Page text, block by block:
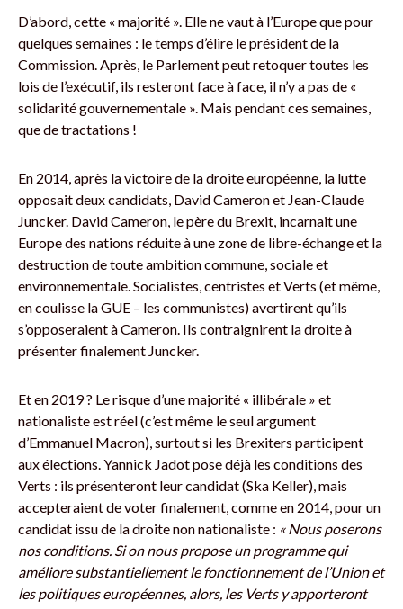
D’abord, cette « majorité ». Elle ne vaut à l’Europe que pour
quelques semaines : le temps d’élire le président de la
Commission. Après, le Parlement peut retoquer toutes les
lois de l’exécutif, ils resteront face à face, il n’y a pas de «
solidarité gouvernementale ». Mais pendant ces semaines,
que de tractations !
En 2014, après la victoire de la droite européenne, la lutte
opposait deux candidats, David Cameron et Jean-Claude
Juncker. David Cameron, le père du Brexit, incarnait une
Europe des nations réduite à une zone de libre-échange et la
destruction de toute ambition commune, sociale et
environnementale. Socialistes, centristes et Verts (et même,
en coulisse la GUE – les communistes) avertirent qu’ils
s’opposeraient à Cameron. Ils contraignirent la droite à
présenter finalement Juncker.
Et en 2019 ? Le risque d’une majorité « illibérale » et
nationaliste est réel (c’est même le seul argument
d’Emmanuel Macron), surtout si les Brexiters participent
aux élections. Yannick Jadot pose déjà les conditions des
Verts : ils présenteront leur candidat (Ska Keller), mais
accepteraient de voter finalement, comme en 2014, pour un
candidat issu de la droite non nationaliste : « Nous poserons
nos conditions. Si on nous propose un programme qui
améliore substantiellement le fonctionnement de l’Union et
les politiques européennes, alors, les Verts y apporteront